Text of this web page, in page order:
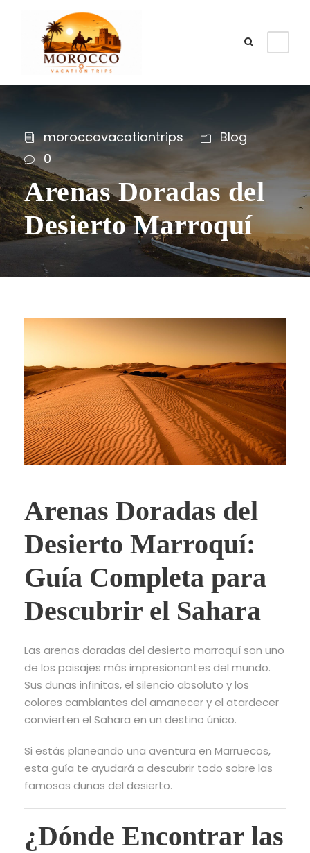
moroccovacationtrips
Blog
0
Arenas Doradas del
Desierto Marroquí
Arenas Doradas del
Desierto Marroquí:
Guía Completa para
Descubrir el Sahara
Las arenas doradas del desierto marroquí son uno
de los paisajes más impresionantes del mundo.
Sus dunas infinitas, el silencio absoluto y los
colores cambiantes del amanecer y el atardecer
convierten el Sahara en un destino único.
Si estás planeando una aventura en Marruecos,
esta guía te ayudará a descubrir todo sobre las
famosas dunas del desierto.
¿Dónde Encontrar las